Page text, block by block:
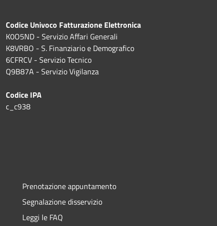
Codice Univoco Fatturazione Elettronica
K0O5ND - Servizio Affari Generali
K8VRBO - S. Finanziario e Demografico
6CFRCV - Servizio Tecnico
Q9B87A - Servizio Vigilanza
Codice IPA
c_c938
Prenotazione appuntamento
Segnalazione disservizio
Leggi le FAQ